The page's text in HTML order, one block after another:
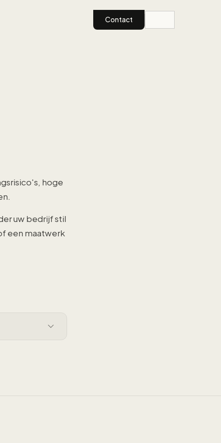
Contact
hoge
uw bedrijf stil
een maatwerk